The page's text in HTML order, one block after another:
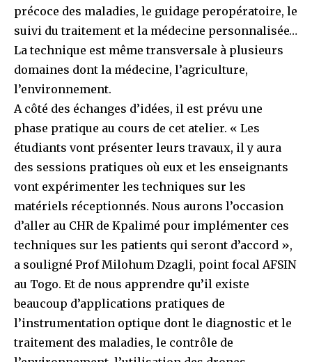
précoce des maladies, le guidage peropératoire, le
suivi du traitement et la médecine personnalisée…
La technique est même transversale à plusieurs
domaines dont la médecine, l’agriculture,
l’environnement.
A côté des échanges d’idées, il est prévu une
phase pratique au cours de cet atelier. « Les
étudiants vont présenter leurs travaux, il y aura
des sessions pratiques où eux et les enseignants
vont expérimenter les techniques sur les
matériels réceptionnés. Nous aurons l’occasion
d’aller au CHR de Kpalimé pour implémenter ces
techniques sur les patients qui seront d’accord »,
a souligné Prof Milohum Dzagli, point focal AFSIN
au Togo. Et de nous apprendre qu’il existe
beaucoup d’applications pratiques de
l’instrumentation optique dont le diagnostic et le
traitement des maladies, le contrôle de